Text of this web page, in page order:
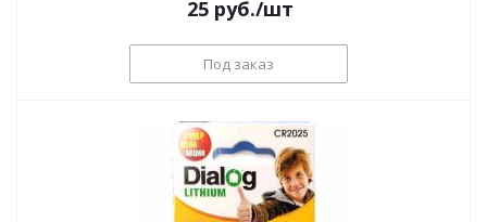
25руб./шт
Под заказ